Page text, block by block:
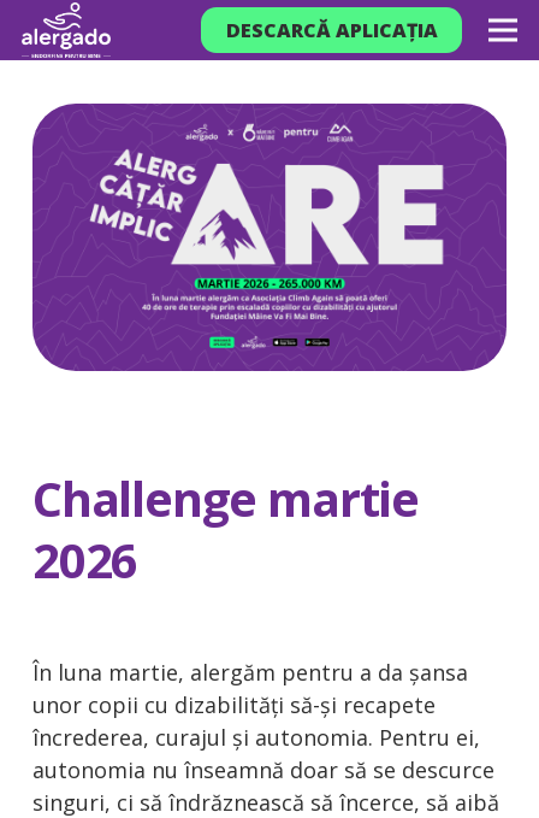
DESCARCĂ APLICAȚIA
Challenge martie
2026
În luna martie, alergăm pentru a da șansa
unor copii cu dizabilități să-și recapete
încrederea, curajul și autonomia. Pentru ei,
autonomia nu înseamnă doar să se descurce
singuri, ci să îndrăznească să încerce, să aibă